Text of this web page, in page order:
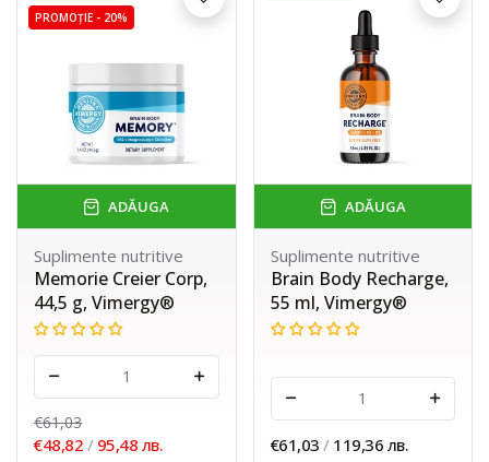
PROMOȚIE - 20%
ADĂUGA
Suplimente nutritive
Memorie Creier Corp,
44,5 g, Vimergy®
€61,03
€48,82 / 95,48 лв.
ADĂUGA
Suplimente nutritive
Brain Body Recharge,
55 ml, Vimergy®
€61,03 / 119,36 лв.